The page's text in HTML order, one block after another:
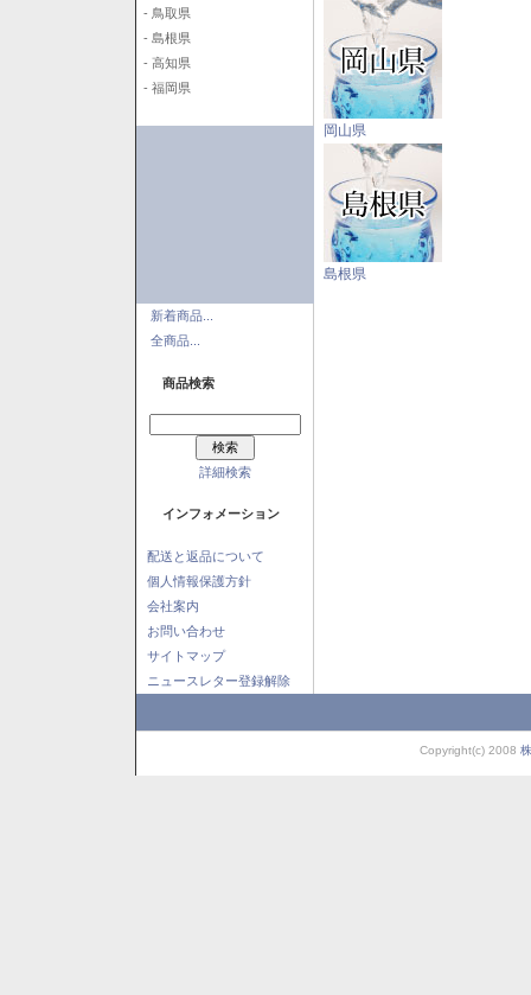
- 鳥取県
- 島根県
- 高知県
- 福岡県
新着商品...
全商品...
商品検索
詳細検索
インフォメーション
配送と返品について
個人情報保護方針
会社案内
お問い合わせ
サイトマップ
ニュースレター登録解除
岡山県
島根県
Copyright(c) 2008